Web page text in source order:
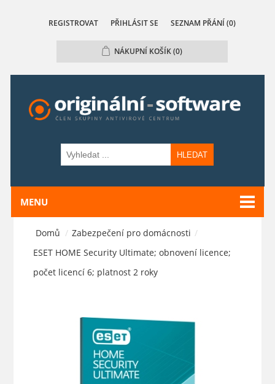
REGISTROVAT PŘIHLÁSIT SE SEZNAM PŘÁNÍ (0)
NÁKUPNÍ KOŠÍK(0)
HLEDAT
MENU
Domů / Zabezpečení pro domácnosti /
ESET HOME Security Ultimate; obnovení licence;
počet licencí 6; platnost 2 roky